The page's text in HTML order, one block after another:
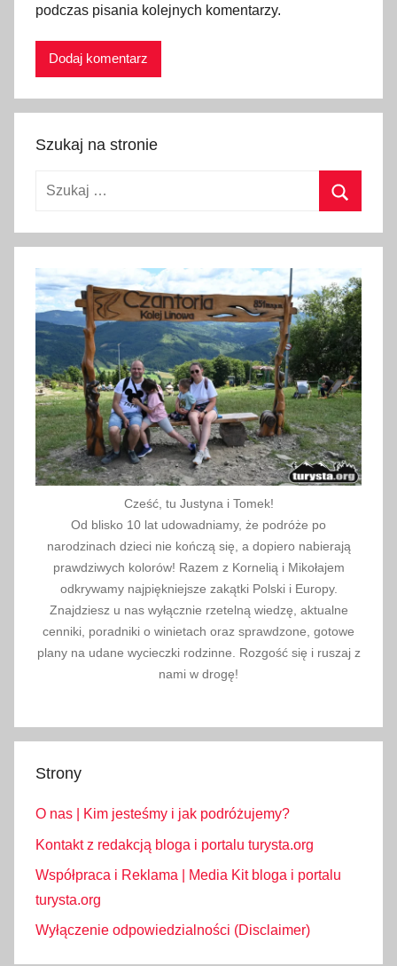
podczas pisania kolejnych komentarzy.
Szukaj na stronie
Szukaj:
Cześć, tu Justyna i Tomek!
Od blisko 10 lat udowadniamy, że podróże po
narodzinach dzieci nie kończą się, a dopiero nabierają
prawdziwych kolorów! Razem z Kornelią i Mikołajem
odkrywamy najpiękniejsze zakątki Polski i Europy.
Znajdziesz u nas wyłącznie rzetelną wiedzę, aktualne
cenniki, poradniki o winietach oraz sprawdzone, gotowe
plany na udane wycieczki rodzinne. Rozgość się i ruszaj z
nami w drogę!
Strony
O nas | Kim jesteśmy i jak podróżujemy?
Kontakt z redakcją bloga i portalu turysta.org
Współpraca i Reklama | Media Kit bloga i portalu
turysta.org
Wyłączenie odpowiedzialności (Disclaimer)